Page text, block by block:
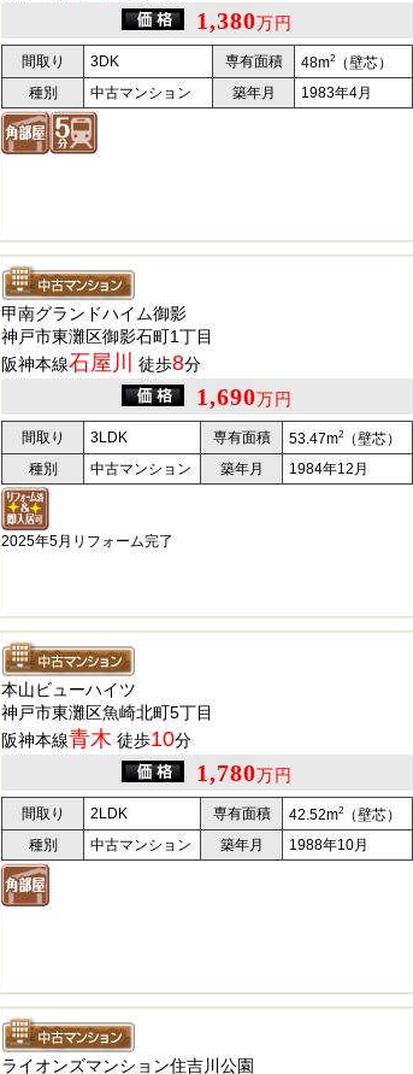
1,380万円
間取り 3DK 専有面積 48m2
（壁芯）
種別
中古マンション 築年月 1983年4月
甲南グランドハイム御影
神戸市東灘区御影石町1丁目
阪神本線石屋川 徒歩8分
1,690万円
間取り 3LDK 専有面積 53.47m2
（壁芯）
種別
中古マンション 築年月 1984年12月
2025年5月リフォーム完了
本山ビューハイツ
神戸市東灘区魚崎北町5丁目
阪神本線青木 徒歩10分
1,780万円
間取り 2LDK 専有面積 42.52m2
（壁芯）
種別
中古マンション 築年月 1988年10月
ライオンズマンション住吉川公園